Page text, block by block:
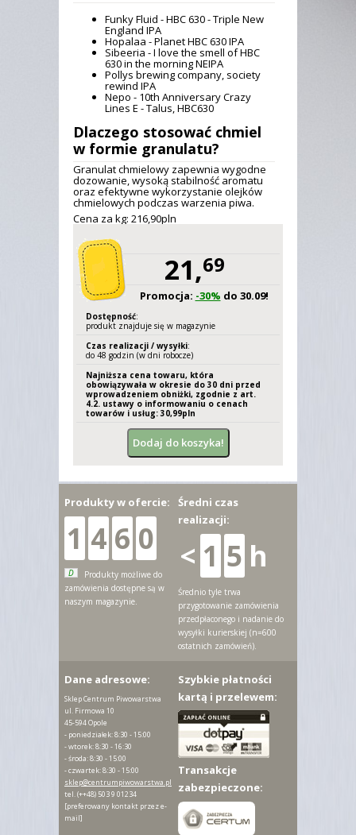
Funky Fluid - HBC 630 - Triple New
England IPA
Hopalaa - Planet HBC 630 IPA
Sibeeria - I love the smell of HBC
630 in the morning NEIPA
Pollys brewing company, society
rewind IPA
Nepo - 10th Anniversary Crazy
Lines E - Talus, HBC630
Dlaczego stosować chmiel
w formie granulatu?
Granulat chmielowy zapewnia wygodne
dozowanie, wysoką stabilność aromatu
oraz efektywne wykorzystanie olejków
chmielowych podczas warzenia piwa.
Cena za kg: 216,90pln
21,69
Promocja: -30% do 30.09!
Dostępność:
produkt znajduje się w magazynie
Czas realizacji / wysyłki:
do 48 godzin (w dni robocze)
Najniższa cena towaru, która
obowiązywała w okresie do 30 dni przed
wprowadzeniem obniżki, zgodnie z art.
4.2. ustawy o informowaniu o cenach
towarów i usług: 30,99pln
Produkty w ofercie:
1 4 6 0
D
Produkty możliwe do
zamówienia dostępne są w
naszym magazynie.
Średni czas
realizacji:
< 1 5 h
Średnio tyle trwa
przygotowanie zamówienia
przedpłaconego i nadanie do
wysyłki kurierskiej (n=600
ostatnich zamówień).
Dane adresowe:
Sklep Centrum Piwowarstwa
ul. Firmowa 10
45-594 Opole
- poniedziałek: 8:30 - 15:00
- wtorek: 8:30 - 16:30
- środa: 8:30 - 15:00
- czwartek: 8:30 - 15:00
sklep@centrumpiwowarstwa.pl
tel.(++48) 503 9 01234
[preferowany kontakt przez e-
mail]
Szybkie płatności
kartą i przelewem:
Transakcje
zabezpieczone: